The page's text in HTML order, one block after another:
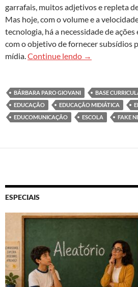
garrafais, muitos adjetivos e repleta
Mas hoje, com o volume e a
tecnologia, há a necessidade de
com o objetivo de fornecer subsídios
mídia.Continue lendo Educação
→
BÁRBARA PARO GIOVANI BASE
EDUCAÇÃO
EDUCAÇÃO MIDIÁTICA
EDUCOMUNICAÇÃO
ESCOLA FAKE
ESPECIAIS